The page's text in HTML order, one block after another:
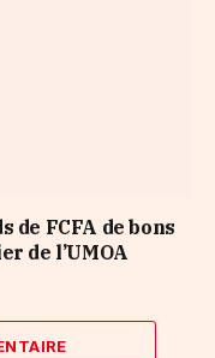
de FCFA de bons
de l’UMOA